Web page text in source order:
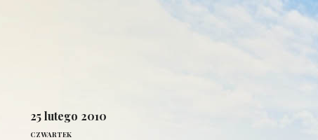
25 lutego 2010
CZWARTEK